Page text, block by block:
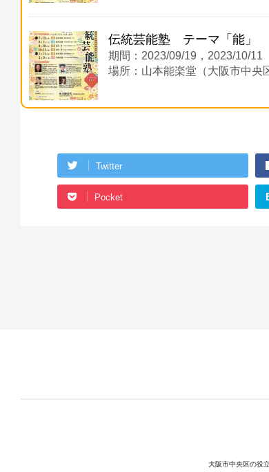
伝統芸能塾 テーマ「能」
期間：2023/09/19，2023/10/11
場所：山本能楽堂（大阪市中央
Twitter
Pocket
大阪市中央区の役